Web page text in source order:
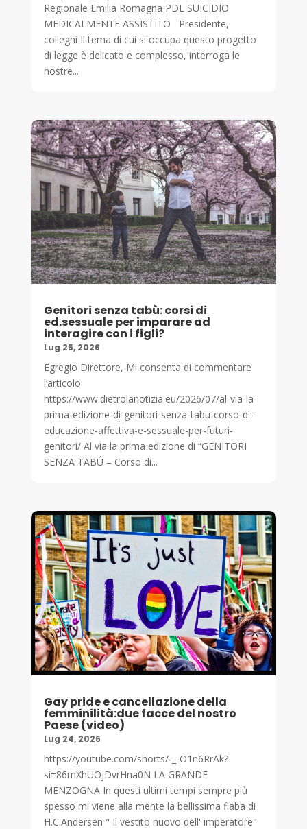
Regionale Emilia Romagna PDL SUICIDIO
MEDICALMENTE ASSISTITO Presidente,
colleghi Il tema di cui si occupa questo progetto
di legge è delicato e complesso, interroga le
nostre...
Genitori senza tabù: corsi di
ed.sessuale per imparare ad
interagire con i figli?
Lug 25, 2026
Egregio Direttore, Mi consenta di commentare
l’articolo
https://www.dietrolanotizia.eu/2026/07/al-via-la-
prima-edizione-di-genitori-senza-tabu-corso-di-
educazione-affettiva-e-sessuale-per-futuri-
genitori/ Al via la prima edizione di “GENITORI
SENZA TABÚ – Corso di...
Gay pride e cancellazione della
femminilità:due facce del nostro
Paese (video)
Lug 24, 2026
https://youtube.com/shorts/-_-O1n6RrAk?
si=86mXhUOjDvrHna0N LA GRANDE
MENZOGNA In questi ultimi tempi sempre più
spesso mi viene alla mente la bellissima fiaba di
H.C.Andersen " Il vestito nuovo dell' imperatore"